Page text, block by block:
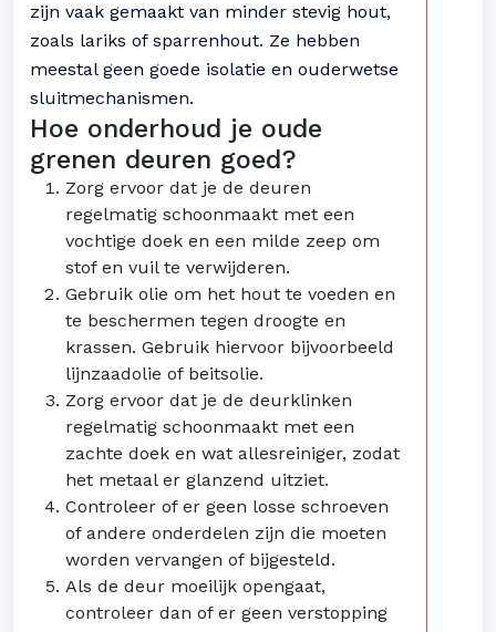
zijn vaak gemaakt van minder stevig hout,
zoals lariks of sparrenhout. Ze hebben
meestal geen goede isolatie en ouderwetse
sluitmechanismen.
Hoe onderhoud je oude
grenen deuren goed?
Zorg ervoor dat je de deuren
regelmatig schoonmaakt met een
vochtige doek en een milde zeep om
stof en vuil te verwijderen.
Gebruik olie om het hout te voeden en
te beschermen tegen droogte en
krassen. Gebruik hiervoor bijvoorbeeld
lijnzaadolie of beitsolie.
Zorg ervoor dat je de deurklinken
regelmatig schoonmaakt met een
zachte doek en wat allesreiniger, zodat
het metaal er glanzend uitziet.
Controleer of er geen losse schroeven
of andere onderdelen zijn die moeten
worden vervangen of bijgesteld.
Als de deur moeilijk opengaat,
controleer dan of er geen verstopping